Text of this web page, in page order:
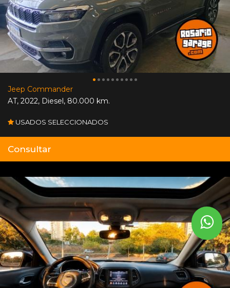
Jeep Commander
AT, 2022, Diesel, 80.000 km.
USADOS SELECCIONADOS
Consultar